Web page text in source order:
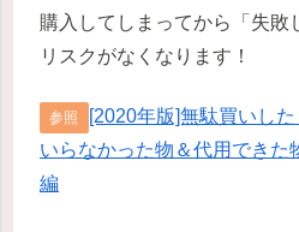
購入してしまってから「失敗
リスクがなくなります！
参照
[2020年版]無駄買いし
いらなかった物＆代用できた
編